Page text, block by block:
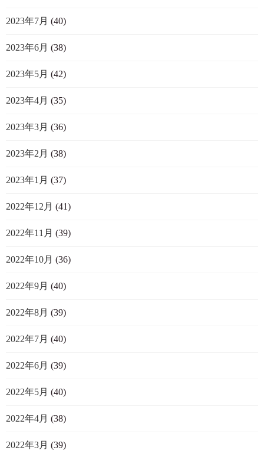
2023年7月 (40)
2023年6月 (38)
2023年5月 (42)
2023年4月 (35)
2023年3月 (36)
2023年2月 (38)
2023年1月 (37)
2022年12月 (41)
2022年11月 (39)
2022年10月 (36)
2022年9月 (40)
2022年8月 (39)
2022年7月 (40)
2022年6月 (39)
2022年5月 (40)
2022年4月 (38)
2022年3月 (39)